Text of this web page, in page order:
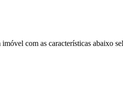
com as características abaixo